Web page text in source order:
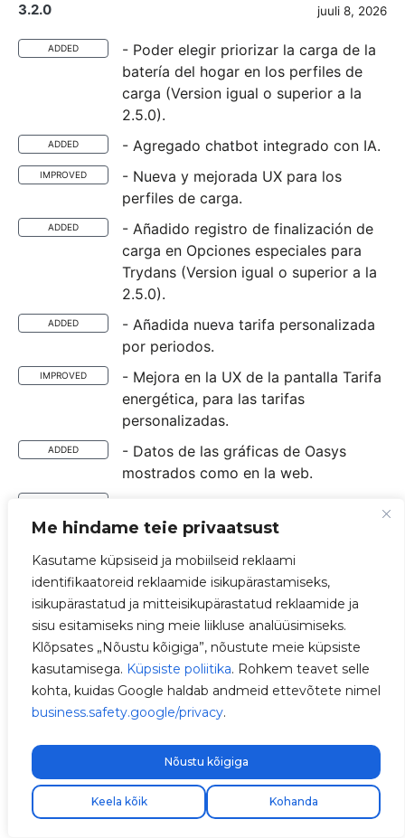
Me hindame teie privaatsust
Kasutame küpsiseid ja mobiilseid reklaami
identifikaatoreid reklaamide isikupärastamiseks,
isikupärastatud ja mitteisikupärastatud reklaamide ja
sisu esitamiseks ning meie liikluse analüüsimiseks.
Klõpsates „Nõustu kõigiga”, nõustute meie küpsiste
kasutamisega. Küpsiste poliitika. Rohkem teavet selle
kohta, kuidas Google haldab andmeid ettevõtete nimel
business.safety.google/privacy.
Kohanda
Keela kõik
Nõustu kõigiga
3.2.0 juuli 8, 2026
ADDED
- Poder elegir priorizar la carga de la
batería del hogar en los perfiles de
carga (Version igual o superior a la
2.5.0).
ADDED - Agregado chatbot integrado con IA.
IMPROVED
- Nueva y mejorada UX para los
perfiles de carga.
ADDED
- Añadido registro de finalización de
carga en Opciones especiales para
Trydans (Version igual o superior a la
2.5.0).
ADDED
- Añadida nueva tarifa personalizada
por periodos.
IMPROVED
- Mejora en la UX de la pantalla Tarifa
energética, para las tarifas
personalizadas.
ADDED
- Datos de las gráficas de Oasys
mostrados como en la web.
gráficas de Oasys.
FIXED
- Arreglado colores incongruentes en
las gráficas de Oasys.
ADDED
- Nuevo campo "Nivel de bateria"
agregado en la gráfica de Oasys.
- Añadido buscador para cuando un
usuario tiene muchos cargadores
(Mas de 10).
contraseña para evitar múltiples
pulsaciones.
- Mejora y optimización en las